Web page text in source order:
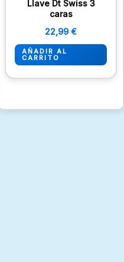
Llave Dt Swiss 3
caras
22,99 €
AÑADIR AL
CARRITO